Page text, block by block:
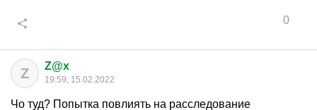
0
Z Z@x
19:59, 15.02.2022
Чо туд? Попытка повлиять на расследование